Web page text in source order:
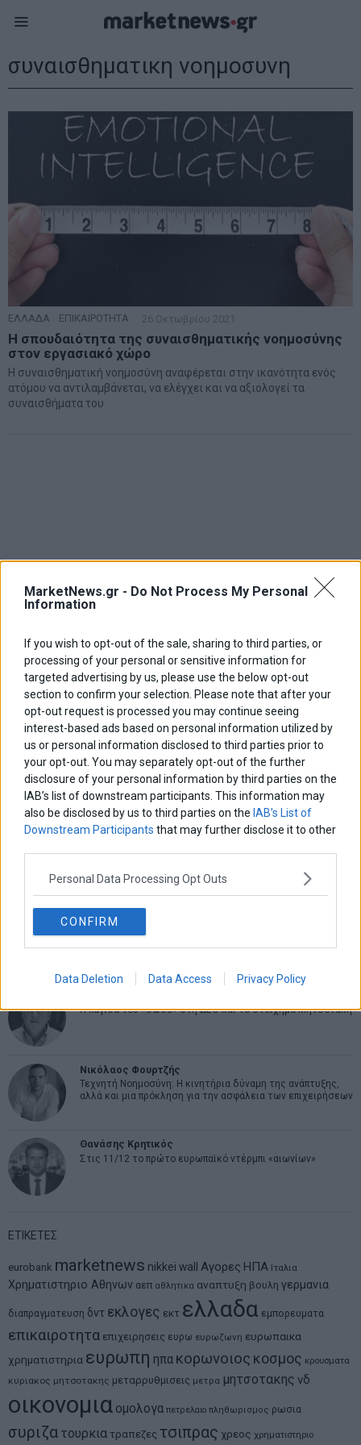
MarketNews.gr - Do Not Process My Personal
Information
If you wish to opt-out of the sale, sharing to third parties, or
processing of your personal or sensitive information for
targeted advertising by us, please use the below opt-out
section to confirm your selection. Please note that after your
opt-out request is processed you may continue seeing
interest-based ads based on personal information utilized by
us or personal information disclosed to third parties prior to
your opt-out. You may separately opt-out of the further
disclosure of your personal information by third parties on the
IAB’s list of downstream participants. This information may
also be disclosed by us to third parties on the IAB’s List of
Downstream Participants that may further disclose it to other
Personal Data Processing Opt Outs
CONFIRM
Data Deletion Data Access Privacy Policy
συναισθηματικη νοημοσυνη
ΕΛΛΑΔΑ ΕΠΙΚΑΙΡΟΤΗΤΑ 26 Οκτωβρίου 2021
Η σπουδαιότητα της συναισθηματικής νοημοσύνης
στον εργασιακό χώρο
Η συναισθηματική νοημοσύνη αναφέρεται στην ικανότητα ενός
ατόμου να αντιλαμβάνεται, να ελέγχει και να αξιολογεί τα
συναισθήματα του
ΑΡΘΡΟΓΡΑΦΟΙ
Ελευθερία Κούρταλη
Οι «τιμωροί» των ομολόγων επέστρεψαν
μας»
Σταματίνα Σταματάκου
Η βία κατά των ζώων δεν αντέχει βολικές ερμηνείες
Η παγίδα του «δώσε» στη ΔΕΘ και το στοίχημα Μητσοτάκη
Νικόλαος Φουρτζής
Τεχνητή Νοημοσύνη: Η κινητήρια δύναμη της ανάπτυξης,
αλλά και μια πρόκληση για την ασφάλεια των επιχειρήσεων
Θανάσης Κρητικός
Στις 11/12 το πρώτο ευρωπαϊκό ντέρμπι «αιωνίων»
ΕΤΙΚΕΤΕΣ
eurobank marketnews nikkei wall Αγορες ΗΠΑ Ιταλια
Χρηματιστηριο Αθηνων αεπ αθλητικα αναπτυξη βουλη γερμανια
διαπραγματευση δντ εκλογες εκτ ελλαδα εμπορευματα
επικαιροτητα επιχειρησεις ευρω ευρωζωνη ευρωπαικα
χρηματιστηρια ευρωπη ηπα κορωνοιος κοσμος κρουσματα
κυριακος μητσοτακης μεταρρυθμισεις μετρα μητσοτακης νδ
οικονομια ομολογα πετρελαιο πληθωρισμος ρωσια
συριζα τουρκια τραπεζες τσιπρας χρεος χρηματιστηριο